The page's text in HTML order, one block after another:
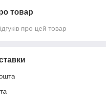
товар
про цей товар